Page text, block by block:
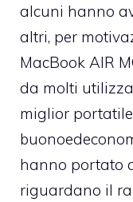
alcuni hanno
altri, per
MacBook AIR
da molti
miglior
hanno portato
riguardano il